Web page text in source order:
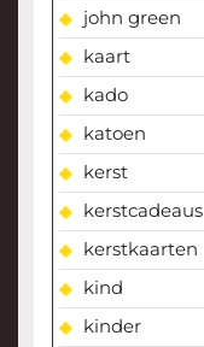
john green
kaart
kado
katoen
kerst
kerstcadeaus
kerstkaarten
kind
kinder